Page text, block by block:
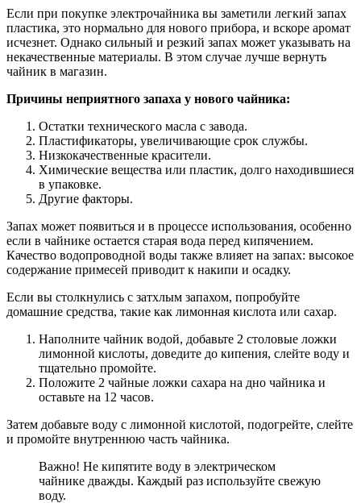
Если при покупке электрочайника вы заметили легкий запах
пластика, это нормально для нового прибора, и вскоре аромат
исчезнет. Однако сильный и резкий запах может указывать на
некачественные материалы. В этом случае лучше вернуть
чайник в магазин.
Причины неприятного запаха у нового чайника:
Остатки технического масла с завода.
Пластификаторы, увеличивающие срок службы.
Низкокачественные красители.
Химические вещества или пластик, долго находившиеся
в упаковке.
Другие факторы.
Запах может появиться и в процессе использования, особенно
если в чайнике остается старая вода перед кипячением.
Качество водопроводной воды также влияет на запах: высокое
содержание примесей приводит к накипи и осадку.
Если вы столкнулись с затхлым запахом, попробуйте
домашние средства, такие как лимонная кислота или сахар.
Наполните чайник водой, добавьте 2 столовые ложки
лимонной кислоты, доведите до кипения, слейте воду и
тщательно промойте.
Положите 2 чайные ложки сахара на дно чайника и
оставьте на 12 часов.
Затем добавьте воду с лимонной кислотой, подогрейте, слейте
и промойте внутреннюю часть чайника.
Важно! Не кипятите воду в электрическом
чайнике дважды. Каждый раз используйте свежую
воду.